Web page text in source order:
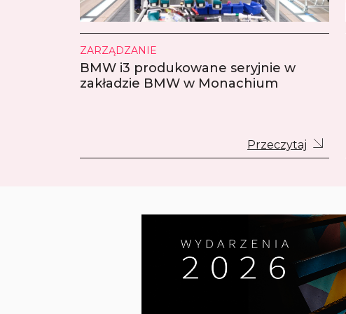
ZARZĄDZANIE
BMW i3 produkowane seryjnie w
zakładzie BMW w Monachium
Przeczytaj